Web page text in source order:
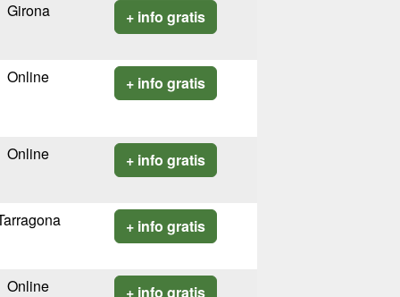
Girona + info gratis
Online + info gratis
Online + info gratis
+ info gratis
Online + info gratis